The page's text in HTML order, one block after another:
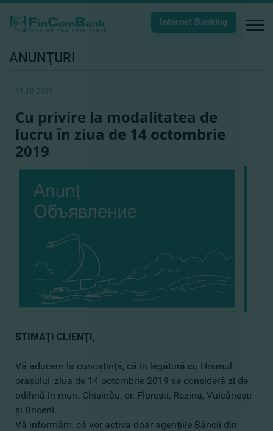
Internet Banking
ANUNŢURI
11.10.2019
Cu privire la modalitatea de
lucru în ziua de 14 octombrie
2019
STIMAŢI CLIENŢI,
Vă aducem la cunoştinţă, că în legătură cu Hramul
oraşului, ziua de 14 octombrie 2019 se consideră zi de
odihnă în mun. Chişinău, or. Floreşti, Rezina, Vulcăneşti
şi Briceni.
Vă informăm, că vor activa doar agenţiile Băncii din